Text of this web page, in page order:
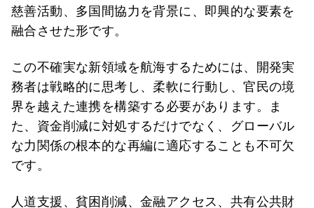
慈善活動、多国間協力を背景に、即興的な要素を
融合させた形です。
この不確実な新領域を航海するためには、開発実
務者は戦略的に思考し、柔軟に行動し、官民の境
界を越えた連携を構築する必要があります。ま
た、資金削減に対処するだけでなく、グローバル
な力関係の根本的な再編に適応することも不可欠
です。
人道支援、貧困削減、金融アクセス、共有公共財